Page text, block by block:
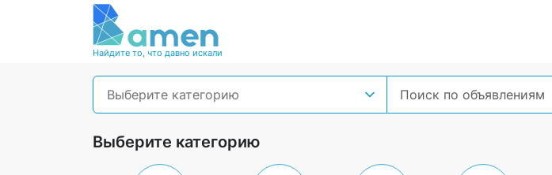
Найдите то, что давно искали
Выберите категорию
Выберите категорию